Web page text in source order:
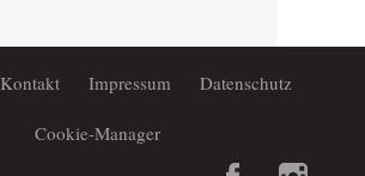
Kontakt Impressum Datenschutz
Cookie-Manager